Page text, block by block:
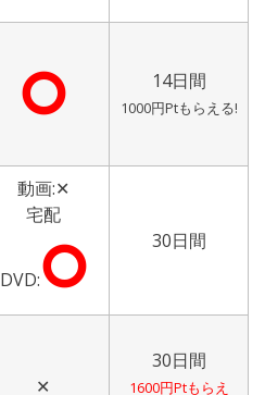
⭘ 14日間
1000円Ptもらえる!
動画:✕
宅配
DVD:⭘ 30日間
✕
30日間
1600円Ptもらえ